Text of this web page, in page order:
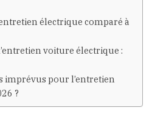
électrique comparé à
voiture électrique :
imprévus pour l’entretien
?